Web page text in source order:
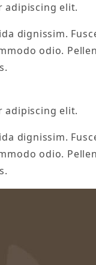
adipiscing elit.
dignissim.
odio.
adipiscing elit.
dignissim.
odio.